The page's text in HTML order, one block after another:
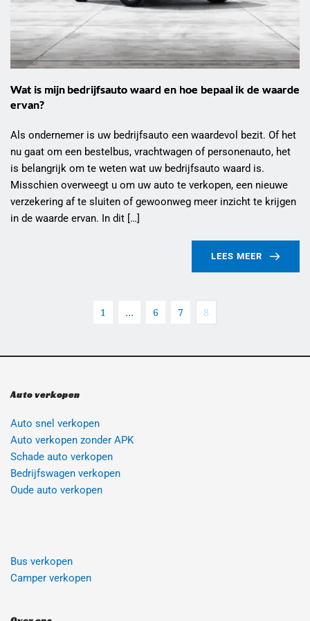
Wat is mijn bedrijfsauto waard en hoe bepaal ik de waarde
ervan?
Als ondernemer is uw bedrijfsauto een waardevol bezit. Of het
nu gaat om een bestelbus, vrachtwagen of personenauto, het
is belangrijk om te weten wat uw bedrijfsauto waard is.
Misschien overweegt u om uw auto te verkopen, een nieuwe
verzekering af te sluiten of gewoonweg meer inzicht te krijgen
in de waarde ervan. In dit […]
LEES MEER
1 … 6 7 8
Auto verkopen
Auto snel verkopen
Auto verkopen zonder APK
Schade auto verkopen
Bedrijfswagen verkopen
Oude auto verkopen
Bus verkopen
Camper verkopen